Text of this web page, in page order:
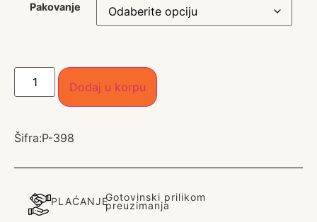
Pakovanje
Dodaj u korpu
Šifra:P-398
PLAĆANJEGotovinski prilikom
preuzimanja